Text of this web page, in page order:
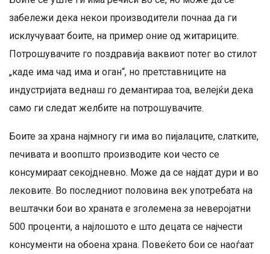
забележи дека некои производители почнаа да ги
исклучуваат боите, на пример оние од житариците.
Потрошувачите го поздравија ваквиот потег во стилот
„каде има чад има и оган“, но претставниците на
индустријата веднаш го демантираа тоа, велејќи дека
само ги следат желбите на потрошувачите.
Боите за храна најмногу ги има во пијалаците, слатките,
печивата и воопшто производите кои често се
консумираат секојдневно. Може да се најдат дури и во
лековите. Во последниот половина век употребата на
вештачки бои во храната е зголемена за неверојатни
500 проценти, а најлошото е што децата се најчести
консументи на обоена храна. Повеќето бои се наоѓаат